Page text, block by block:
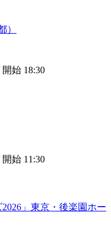
）
開始 18:30
開始 11:30
」東京・後楽園ホー